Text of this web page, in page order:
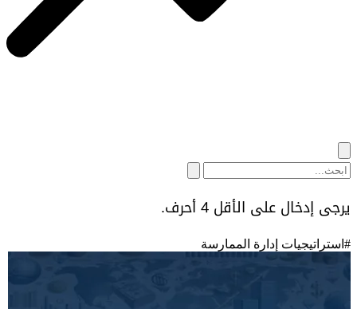
يرجى إدخال على الأقل 4 أحرف.
# استراتيجيات إدارة الممارسة